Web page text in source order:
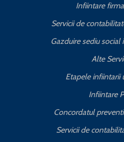
Infiintare
Servicii de
Gazduire sediu social
Alte
Etapele infiintarii
Infiintare
Concordatul
Servicii de